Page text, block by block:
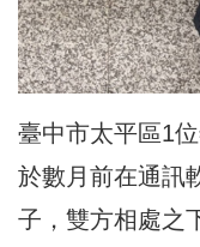
臺中市太平區1
於數月前在通訊
子， 雙方相處之